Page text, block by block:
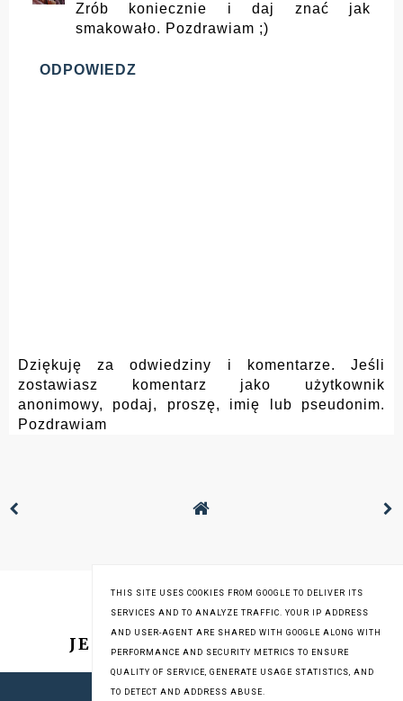
Zrób koniecznie i daj znać jak
smakowało. Pozdrawiam ;)
ODPOWIEDZ
Dziękuję za odwiedziny i komentarze. Jeśli
zostawiasz komentarz jako użytkownik
anonimowy, podaj, proszę, imię lub pseudonim.
Pozdrawiam
JESTEM NA INSTAGRAMIE
COPYRIGHT © 2013-2019STARE GARY
THIS SITE USES COOKIES FROM GOOGLE TO DELIVER ITS
SERVICES AND TO ANALYZE TRAFFIC. YOUR IP ADDRESS
AND USER-AGENT ARE SHARED WITH GOOGLE ALONG WITH
PERFORMANCE AND SECURITY METRICS TO ENSURE
QUALITY OF SERVICE, GENERATE USAGE STATISTICS, AND
TO DETECT AND ADDRESS ABUSE.